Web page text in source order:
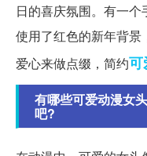
日的喜庆氛围。有一个
使用了红色的新年背
爱心来做点缀，简约可
有哪些可爱动漫女
吧?